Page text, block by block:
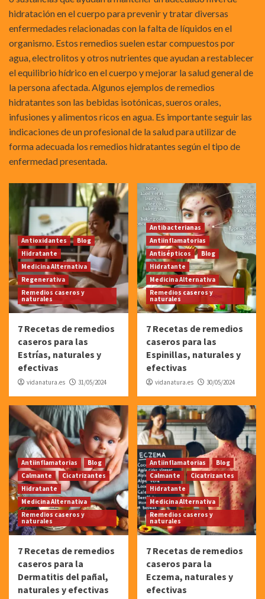
hidratación en el cuerpo para prevenir y tratar diversas
enfermedades relacionadas con la falta de líquidos en el
organismo. Estos remedios suelen estar compuestos por
agua, electrolitos y otros nutrientes que ayudan a restablecer
el equilibrio hídrico en el cuerpo y mejorar la salud general de
la persona afectada. Algunos ejemplos de remedios
hidratantes son las bebidas isotónicas, sueros orales,
infusiones y alimentos ricos en agua. Es importante seguir las
indicaciones de un profesional de la salud para utilizar de
forma adecuada los remedios hidratantes según el tipo de
enfermedad presentada.
Antioxidantes
Blog
Hidratante
Medicina Alternativa
Regenerativa
Remedios caseros y
naturales
7 Recetas de remedios
caseros para las
Estrías, naturales y
efectivas
vidanatura.es 31/05/2024
Antibacterianas
Antiinflamatorias
Antisépticos
Blog
Hidratante
Medicina Alternativa
Remedios caseros y
naturales
7 Recetas de remedios
caseros para las
Espinillas, naturales y
efectivas
vidanatura.es 30/05/2024
Antiinflamatorias
Blog
Calmante
Cicatrizantes
Hidratante
Medicina Alternativa
Remedios caseros y
naturales
7 Recetas de remedios
caseros para la
Dermatitis del pañal,
naturales y efectivas
Antiinflamatorias
Blog
Calmante
Cicatrizantes
Hidratante
Medicina Alternativa
Remedios caseros y
naturales
7 Recetas de remedios
caseros para la
Eczema, naturales y
efectivas